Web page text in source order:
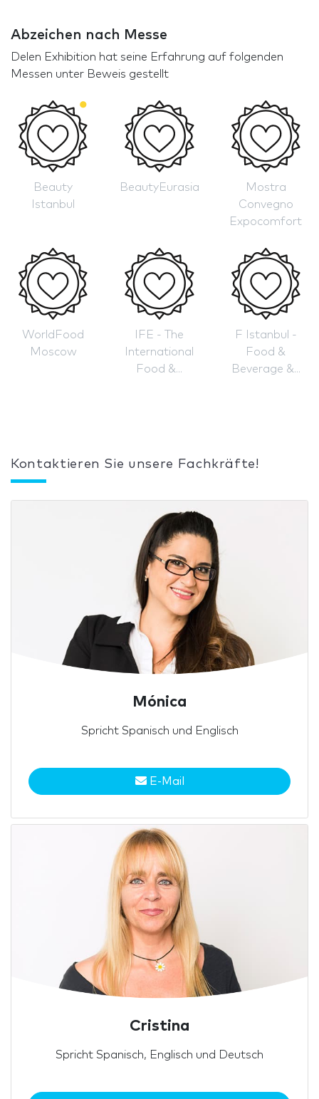
Abzeichen nach Messe
Delen Exhibition hat seine Erfahrung auf folgenden
Messen unter Beweis gestellt
Beauty
Istanbul
BeautyEurasia
Mostra
Convegno
Expocomfort
WorldFood
Moscow
IFE - The
International
Food &...
F Istanbul -
Food &
Beverage &...
Kontaktieren Sie unsere Fachkräfte!
Mónica
Spricht Spanisch und Englisch
E-Mail
Cristina
Spricht Spanisch, Englisch und Deutsch